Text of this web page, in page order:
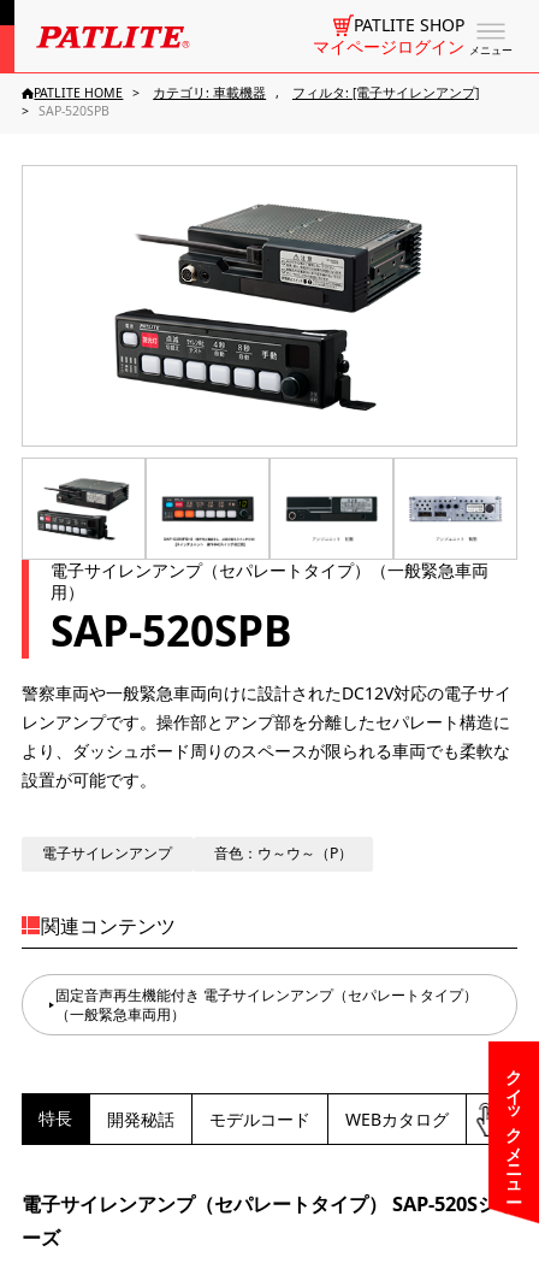
メニュー
PATLITE SHOP
マイページログイン
クイックメニュー
PATLITE HOME カテゴリ: 車載機器
フィルタ: [電子サイレンアンプ]
SAP-520SPB
電子サイレンアンプ（セパレートタイプ）（一般緊急車両
用）
SAP-520SPB
警察車両や一般緊急車両向けに設計されたDC12V対応の電子サイ
レンアンプです。操作部とアンプ部を分離したセパレート構造に
より、ダッシュボード周りのスペースが限られる車両でも柔軟な
設置が可能です。
電子サイレンアンプ 音色：ウ～ウ～（P）
関連コンテンツ
固定音声再生機能付き 電子サイレンアンプ（セパレートタイプ）
（一般緊急車両用）
特長 開発秘話 モデルコード WEBカタログ ダウン
電子サイレンアンプ（セパレートタイプ） SAP-520Sシリ
ーズ